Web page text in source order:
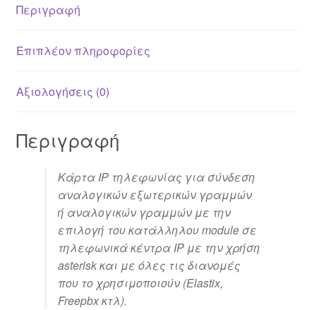
Περιγραφή
Επιπλέον πληροφορίες
Αξιολογήσεις (0)
Περιγραφή
Κάρτα IP τηλεφωνίας για σύνδεση
αναλογικών εξωτερικών γραμμών
ή αναλογικών γραμμών με την
επιλογή του κατάλληλου module σε
τηλεφωνικά κέντρα IP με την χρήση
asterisk και με όλες τις διανομές
που το χρησιμοποιούν (Elastix,
Freepbx κτλ).